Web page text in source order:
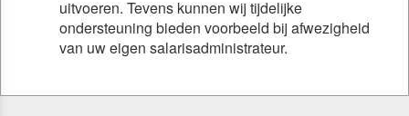
uitvoeren. Tevens kunnen wij tijdelijke
ondersteuning bieden voorbeeld bij afwezigheid
van uw eigen salarisadministrateur.